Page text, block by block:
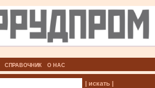
СПРАВОЧНИК О НАС
| искать |